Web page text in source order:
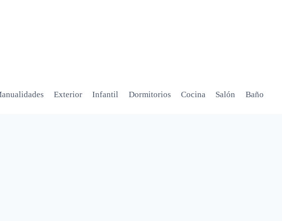
Exterior Infantil Dormitorios Cocina Salón Baño